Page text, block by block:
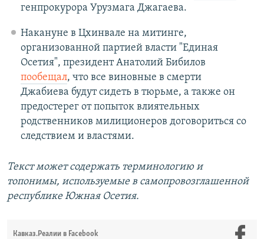
генпрокурора Урузмага Джагаева.
Накануне в Цхинвале на митинге,
организованной партией власти "Единая
Осетия", президент Анатолий Бибилов
пообещал, что все виновные в смерти
Джабиева будут сидеть в тюрьме, а также он
предостерег от попыток влиятельных
родственников милиционеров договориться со
следствием и властями.
Текст может содержать терминологию и
топонимы, используемые в самопровозглашенной
республике Южная Осетия.
Кавказ.Реалии в Facebook